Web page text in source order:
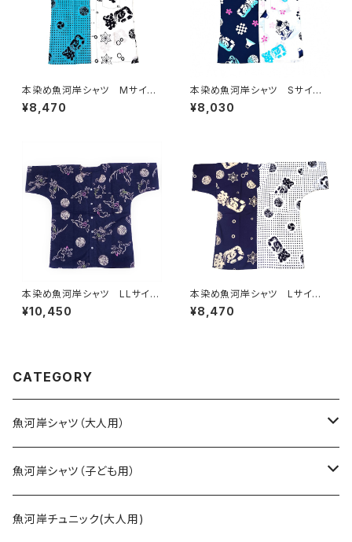
本染め魚河岸シャツ Mサイ
ズ 認定証付き 木綿晒 日本
製 伝統豆絞り柄×涼麻柄 水
ぬぐいシャツ 濱いちシャツ 焼
津 浜通り 港町
¥8,470
本染め魚河岸シャツ Sサイ
ズ 認定証付き 木綿晒 やい
ちゃんスペシャル 日本製 注染
ツ 濱いちシャツ 焼津 浜通
り 港町
¥8,030
本染め魚河岸シャツ LLサイ
ズ 国宝・鳥獣戯画 高山寺公
認 認定証付き 木綿晒 紺×
ツ 焼津 浜通り 港町
¥10,450
本染め魚河岸シャツ Lサイ
ズ 認定証付き 木綿晒 日本
製 涼麻柄×伝統豆絞り柄 紺
¥8,470
CATEGORY
魚河岸シャツ（大人用）
SSサイズ
Sサイズ
魚河岸シャツ（子ども用）
90cm
魚河岸チュニック(大人用)